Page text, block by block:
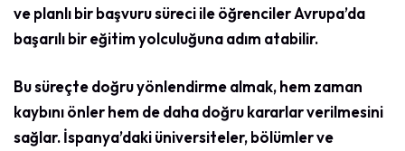
ve planlı bir başvuru süreci ile öğrenciler Avrupa’da
başarılı bir eğitim yolculuğuna adım atabilir.
Bu süreçte doğru yönlendirme almak, hem zaman
kaybını önler hem de daha doğru kararlar verilmesini
sağlar. İspanya’daki üniversiteler, bölümler ve